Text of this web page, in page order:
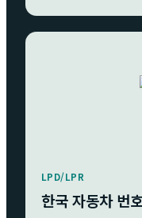
LPD/LPR
한국 자동차 번